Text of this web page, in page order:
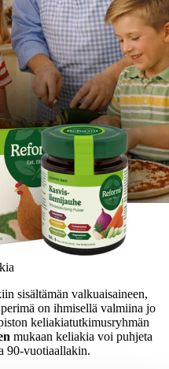
sisältämän valkuaisaineen,
on ihmisellä valmiina jo
keliakiatutkimusryhmän
mukaan keliakia voi puhjeta
90-vuotiaallakin.